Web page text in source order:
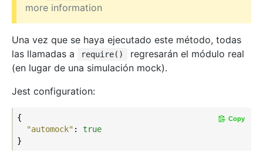
more information
Una vez que se haya ejecutado este método, todas
las llamadas a
require()
regresarán el módulo real
(en lugar de una simulación mock).
Jest configuration:
{
"automock" : true
Copy